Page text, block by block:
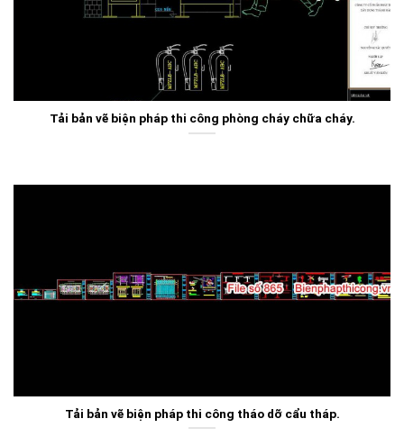
Tải bản vẽ biện pháp thi công phòng cháy chữa cháy.
Tải bản vẽ biện pháp thi công tháo dỡ cẩu tháp.